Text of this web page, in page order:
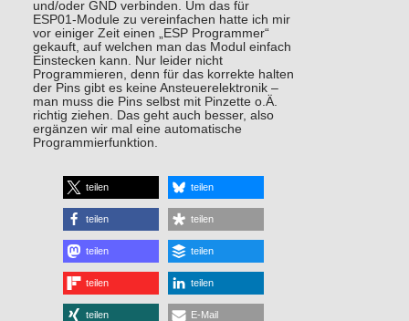
und/oder GND verbinden. Um das für
ESP01-Module zu vereinfachen hatte ich mir
vor einiger Zeit einen „ESP Programmer“
gekauft, auf welchen man das Modul einfach
Einstecken kann. Nur leider nicht
Programmieren, denn für das korrekte halten
der Pins gibt es keine Ansteuerelektronik –
man muss die Pins selbst mit Pinzette o.Ä.
richtig ziehen. Das geht auch besser, also
ergänzen wir mal eine automatische
Programmierfunktion.
teilen teilen
teilen teilen
teilen teilen
teilen teilen
teilen E-Mail